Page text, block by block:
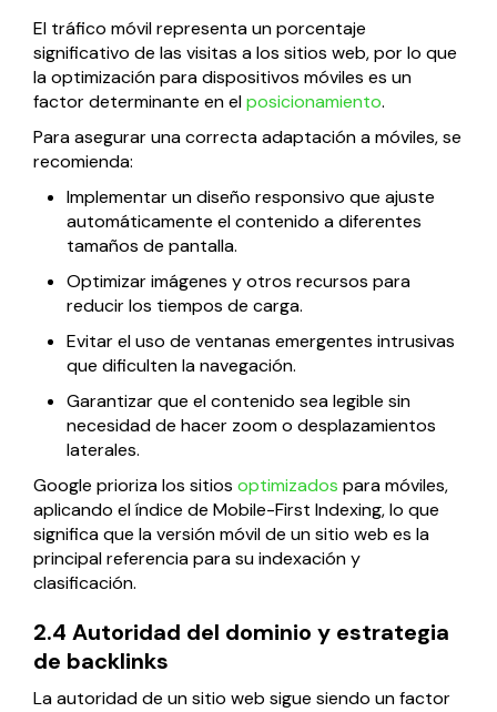
El tráfico móvil representa un porcentaje
significativo de las visitas a los sitios web, por lo que
la optimización para dispositivos móviles es un
factor determinante en elposicionamiento.
Para asegurar una correcta adaptación a móviles, se
recomienda:
Implementar un diseño responsivo que ajuste
automáticamente el contenido a diferentes
tamaños de pantalla.
Optimizar imágenes y otros recursos para
reducir los tiempos de carga.
Evitar el uso de ventanas emergentes intrusivas
que dificulten la navegación.
Garantizar que el contenido sea legible sin
necesidad de hacer zoom o desplazamientos
laterales.
Google prioriza los sitios optimizados para móviles,
aplicando el índice de Mobile-First Indexing, lo que
significa que la versión móvil de un sitio web es la
principal referencia para su indexación y
clasificación.
2.4 Autoridad del dominio y estrategia
de backlinks
La autoridad de un sitio web sigue siendo un factor